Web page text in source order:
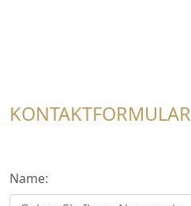
KONTAKTFORMULAR
Name: